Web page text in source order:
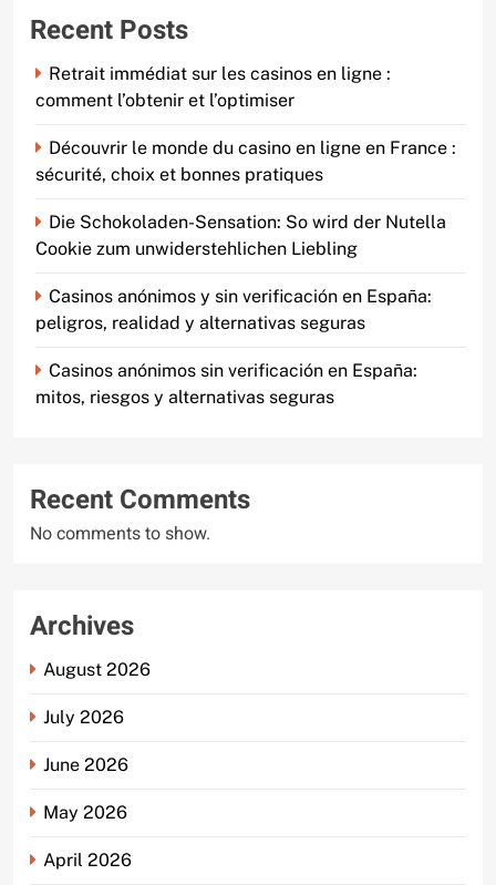
Recent Posts
Retrait immédiat sur les casinos en ligne :
comment l’obtenir et l’optimiser
Découvrir le monde du casino en ligne en France :
sécurité, choix et bonnes pratiques
Die Schokoladen-Sensation: So wird der Nutella
Cookie zum unwiderstehlichen Liebling
Casinos anónimos y sin verificación en España:
peligros, realidad y alternativas seguras
Casinos anónimos sin verificación en España:
mitos, riesgos y alternativas seguras
Recent Comments
No comments to show.
Archives
August 2026
July 2026
June 2026
May 2026
April 2026